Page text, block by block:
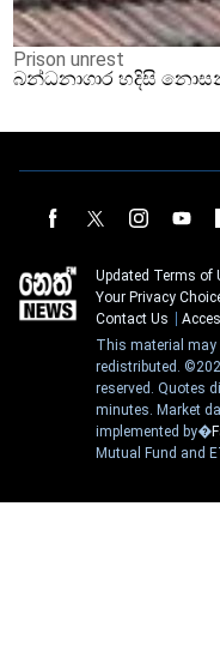
Prison unrest
බන්ධනාගාර හදිසි
Updated Terms of
Your Privacy
Contact Us
This material may
redistributed.
reserved. Quotes
minutes. Market
implemented by�
Mutual Fund and